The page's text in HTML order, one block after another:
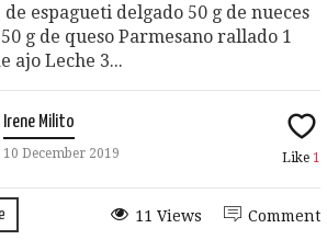
espagueti delgado 50 g de nueces
g de queso Parmesano rallado 1
ajo Leche 3...
Irene Milito
10 December 2019 Like 1
Comment
11 Views